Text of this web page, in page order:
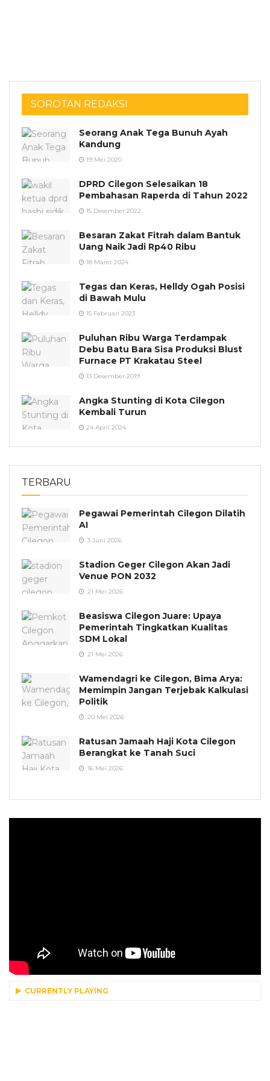
SOROTAN REDAKSI
Seorang Anak Tega Bunuh Ayah
Kandung
19 Mei 2020
DPRD Cilegon Selesaikan 18
Pembahasan Raperda di Tahun 2022
15 Desember 2022
Besaran Zakat Fitrah dalam Bantuk
Uang Naik Jadi Rp40 Ribu
18 Maret 2024
Tegas dan Keras, Helldy Ogah Posisi
di Bawah Mulu
15 Februari 2023
Puluhan Ribu Warga Terdampak
Debu Batu Bara Sisa Produksi Blust
Furnace PT Krakatau Steel
13 Desember 2019
Angka Stunting di Kota Cilegon
Kembali Turun
24 April 2024
TERBARU
Pegawai Pemerintah Cilegon Dilatih
AI
3 Juni 2026
Stadion Geger Cilegon Akan Jadi
Venue PON 2032
21 Mei 2026
Beasiswa Cilegon Juare: Upaya
Pemerintah Tingkatkan Kualitas
SDM Lokal
21 Mei 2026
Wamendagri ke Cilegon, Bima Arya:
Memimpin Jangan Terjebak Kalkulasi
Politik
20 Mei 2026
Ratusan Jamaah Haji Kota Cilegon
Berangkat ke Tanah Suci
16 Mei 2026
CURRENTLY PLAYING